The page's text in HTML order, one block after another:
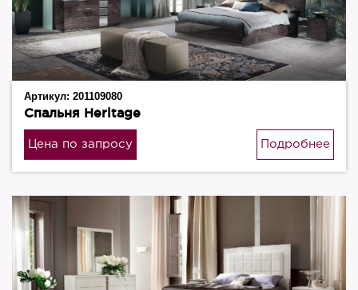
Артикул: 201109080
Спальня Heritage
Цена по запросу Подробнее